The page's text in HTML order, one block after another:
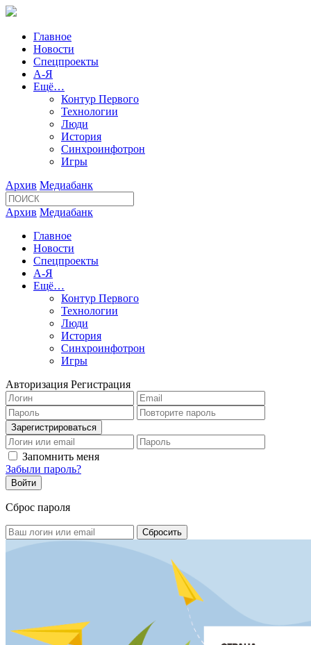
Главное
Новости
Спецпроекты
А-Я
Ещё…
Контур Первого
Технологии
Люди
История
Синхроинфотрон
Игры
Архив Медиабанк
Архив Медиабанк
Главное
Новости
Спецпроекты
А-Я
Ещё…
Контур Первого
Технологии
Люди
История
Синхроинфотрон
Игры
Авторизация Регистрация
Запомнить меня
Забыли пароль?
Сброс пароля